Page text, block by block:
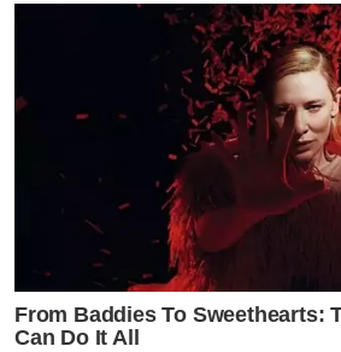
From Baddies To Sweethearts:
Can Do It All